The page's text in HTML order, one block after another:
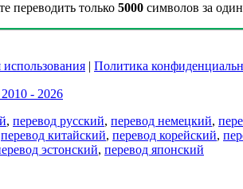
переводить только 5000 символов за
использования | Политика
- 2026
, перевод русский, перевод немецкий,
перевод китайский, перевод корейский,
эстонский, перевод японский